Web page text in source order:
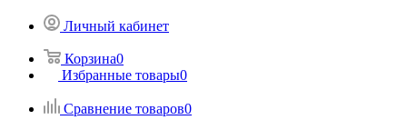
Личный кабинет
Корзина0
Избранные товары0
Сравнение товаров0